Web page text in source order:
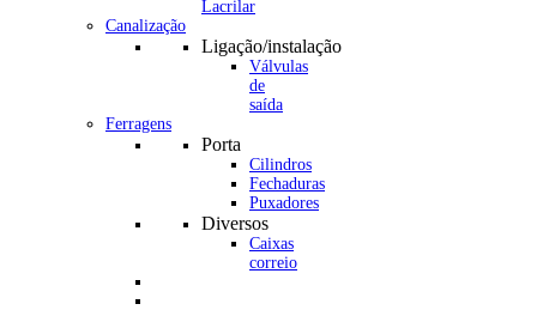
Canalização
Ligação/instalação
Válvulas
de
saída
Ferragens
Porta
Cilindros
Fechaduras
Puxadores
Diversos
Caixas
correio